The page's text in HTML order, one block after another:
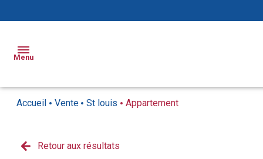
Menu
Appartements
Locations
Appartements
Accueil Vente St louis Appartement
Retour aux résultats